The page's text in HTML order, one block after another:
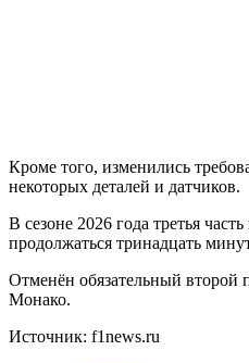
Кроме того, изменились
некоторых деталей и датчиков.
В сезоне 2026 года третья
продолжаться тринадцать
Отменён обязательный второй
Монако.
Источник: f1news.ru